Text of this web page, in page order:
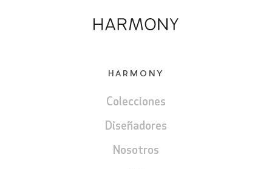
HARMONY
Colecciones
Diseñadores
Nosotros